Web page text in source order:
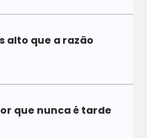
alto que a razão
que nunca é tarde